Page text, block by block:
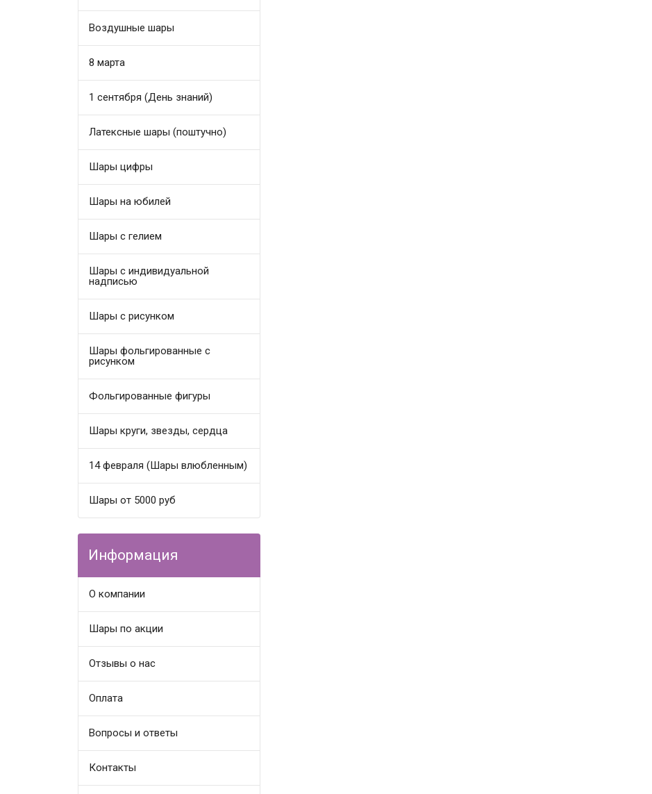
Воздушные шары
8 марта
1 сентября (День знаний)
Латексные шары (поштучно)
Шары цифры
Шары на юбилей
Шары с гелием
Шары с индивидуальной
надписью
Шары с рисунком
Шары фольгированные с
рисунком
Фольгированные фигуры
Шары круги, звезды, сердца
14 февраля (Шары влюбленным)
Шары от 5000 руб
Информация
О компании
Шары по акции
Отзывы о нас
Оплата
Вопросы и ответы
Контакты